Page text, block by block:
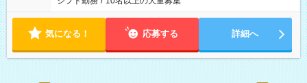
気になる！ 応募する 詳細へ